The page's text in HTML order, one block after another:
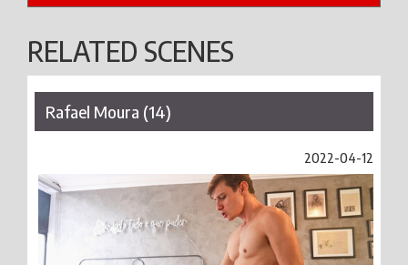
RELATED SCENES
Rafael Moura (14)
2022-04-12